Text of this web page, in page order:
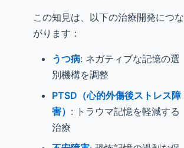
この知見は、以下の治療開発につな
がります：
うつ病: ネガティブな記憶の選
別機構を調整
PTSD（心的外傷後ストレス障
害） : トラウマ記憶を軽減する
治療